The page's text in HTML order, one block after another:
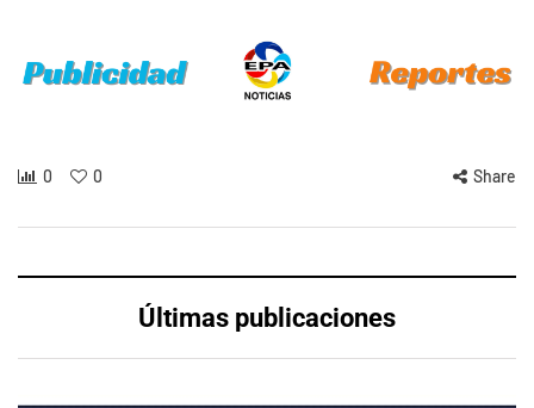
0 0 Share
Últimas publicaciones